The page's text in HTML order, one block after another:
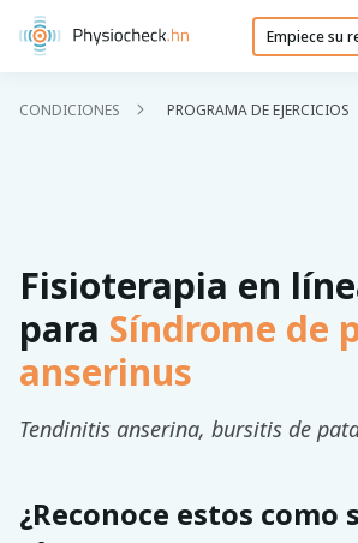
Empiece su
CONDICIONES PROGRAMA DE EJERCICIOS
Fisioterapia en
para Síndrome de
anserinus
Tendinitis anserina, bursitis de
¿Reconoce estos como